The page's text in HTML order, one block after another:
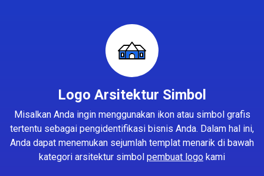
Logo Arsitektur Simbol
Misalkan Anda ingin menggunakan ikon atau simbol grafis
tertentu sebagai pengidentifikasi bisnis Anda. Dalam hal ini,
Anda dapat menemukan sejumlah templat menarik di bawah
kategori arsitektur simbol pembuat logo kami